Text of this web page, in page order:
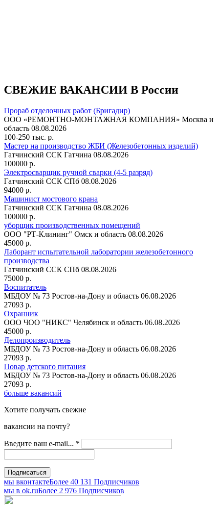
СВЕЖИЕ ВАКАНСИИ В России
Прораб отделочных работ (Бригадир)
ООО «РЕМОНТНО-МОНТАЖНАЯ КОМПАНИЯ» Москва и
область 08.08.2026
100-250 тыс. р.
Мастер на производство ЖБИ (Железобетонных изделий)
Гатчинский ССК Гатчина 08.08.2026
100000 р.
Электросварщик ручной сварки (4-5 разряд)
Гатчинский ССК СПб 08.08.2026
94000 р.
Машинист мостового крана
Гатчинский ССК Гатчина 08.08.2026
100000 р.
уборщик производственных помещений
ООО "РТ-Клининг" Омск и область 08.08.2026
45000 р.
Лаборант испытательной лаборатории железобетонного
производства
Гатчинский ССК СПб 08.08.2026
75000 р.
Воспитатель
МБДОУ № 73 Ростов-на-Дону и область 06.08.2026
27093 р.
Охранник
ООО ЧОО "НИКС" Челябинск и область 06.08.2026
45000 р.
Делопроизводитель
МБДОУ № 73 Ростов-на-Дону и область 06.08.2026
27093 р.
Повар детского питания
МБДОУ № 73 Ростов-на-Дону и область 06.08.2026
27093 р.
больше вакансий
Хотите получать свежие
вакансии на почту?
Введите ваш e-mail... *
мы вконтактеБолее 40 131 Подписчиков
мы в оk.ruБолее 2 976 Подписчиков